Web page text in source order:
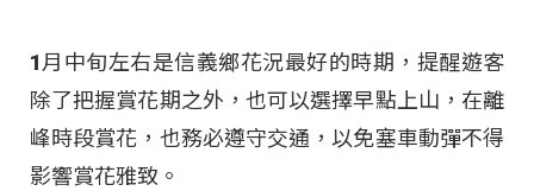
1月中旬左右是信義鄉花況最好的時期，提醒遊客
除了把握賞花期之外，也可以選擇早點上山，在離
峰時段賞花，也務必遵守交通，以免塞車動彈不得
影響賞花雅致。